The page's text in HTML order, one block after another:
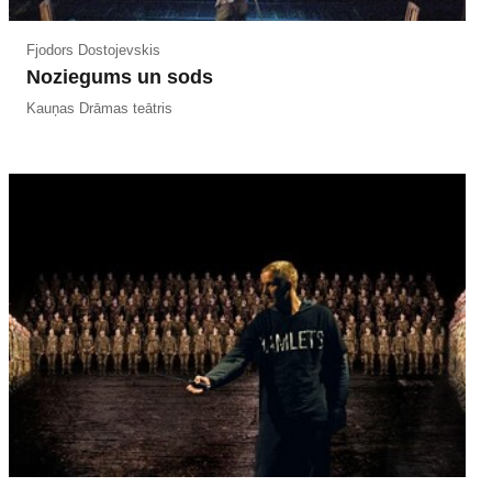
Fjodors Dostojevskis
Noziegums un sods
Kauņas Drāmas teātris